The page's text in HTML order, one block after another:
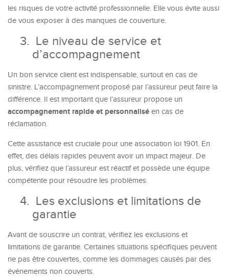
les risques de votre activité professionnelle. Elle vous évite aussi
de vous exposer à des manques de couverture.
3. Le niveau de service et
d’accompagnement
Un bon service client est indispensable, surtout en cas de
sinistre. L’accompagnement proposé par l’assureur peut faire la
différence. Il est important que l’assureur propose un
accompagnement rapide et personnalisé en cas de
réclamation.
Cette assistance est cruciale pour une association loi 1901. En
effet, des délais rapides peuvent avoir un impact majeur. De
plus, vérifiez que l’assureur est réactif et possède une équipe
compétente pour résoudre les problèmes.
4. Les exclusions et limitations de
garantie
Avant de souscrire un contrat, vérifiez les exclusions et
limitations de garantie. Certaines situations spécifiques peuvent
ne pas être couvertes, comme les dommages causés par des
événements non couverts.